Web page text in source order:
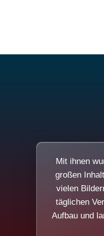
Mit ihnen
großen
vielen
täglichen
Aufbau und